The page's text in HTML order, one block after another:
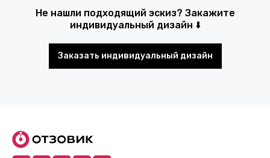
Не нашли подходящий эскиз? Закажите
индивидуальный дизайн ⬇️
Заказать индивидуальный дизайн